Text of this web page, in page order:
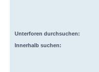
Unterforen durchsuchen:
Innerhalb suchen: